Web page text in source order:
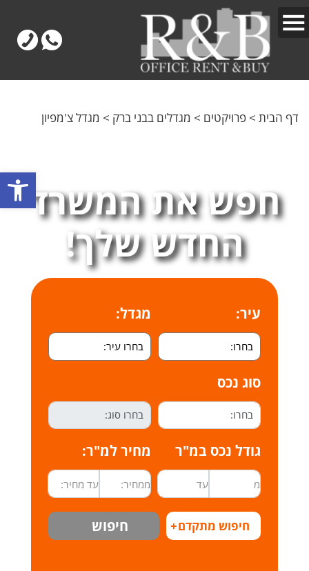
דף הבית > פרויקטים > מגדלים בבני ברק > מגדל צ'מפיון
חפש את המשרד
החדש שלך!
עיר: מגדל:
סוג נכס
גודל נכס במ"ר מחיר למ"ר:
חיפוש מתקדם+ חיפוש